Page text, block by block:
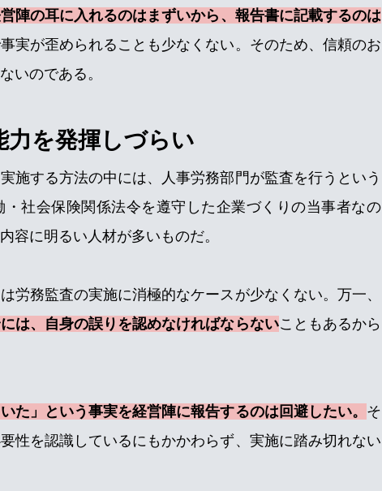
営陣の耳に入れるのはまずいから、報告書に記載するのは
実が歪められることも少なくない。そのため、信頼のお
いのである。
力を発揮しづらい
施する方法の中には、人事労務部門が監査を行うという
社会保険関係法令を遵守した企業づくりの当事者なの
容に明るい人材が多いものだ。
労務監査の実施に消極的なケースが少なくない。万一、
は、自身の誤りを認めなければならないこともあるから
た」という事実を経営陣に報告するのは回避したい。 そ
性を認識しているにもかかわらず、実施に踏み切れない